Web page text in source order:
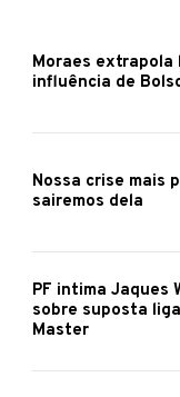
Moraes extrapola
influência de
Nossa crise mais
sairemos dela
PF intima Jaques
sobre suposta
Master